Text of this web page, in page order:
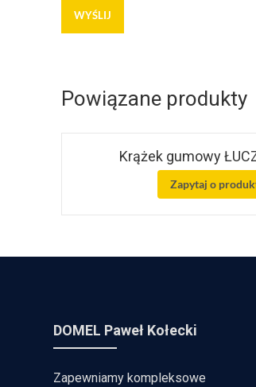
Powiązane produkty
Krążek gumowy
Zapytaj o
DOMEL Paweł Kołecki
Zapewniamy kompleksowe